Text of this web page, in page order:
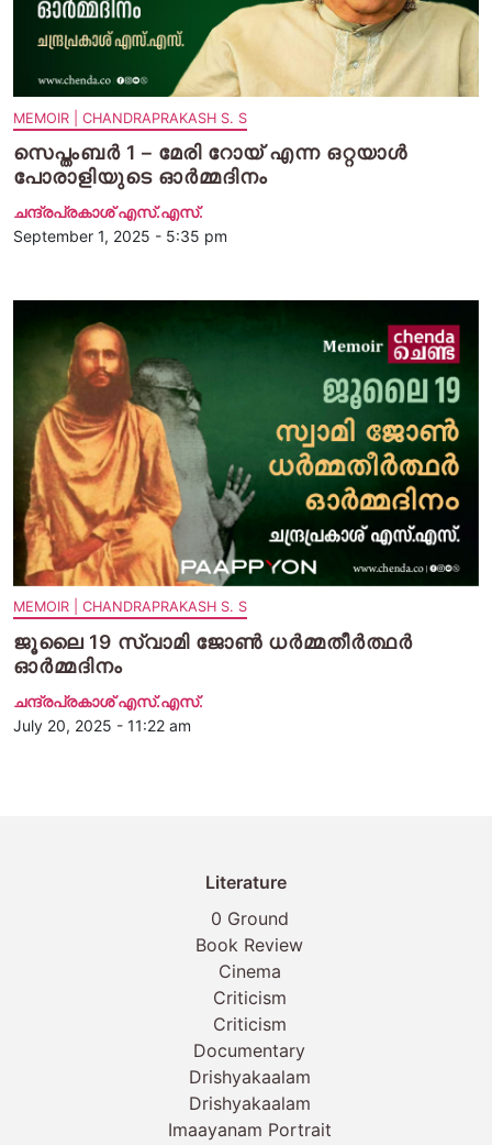
MEMOIR | CHANDRAPRAKASH S. S
സെപ്തംബര്‍ 1 – മേരി റോയ് എന്ന ഒറ്റയാള്‍
പോരാളിയുടെ ഓര്‍മ്മദിനം
ചന്ദ്രപ്രകാശ് എസ്.എസ്.
September 1, 2025 - 5:35 pm
MEMOIR | CHANDRAPRAKASH S. S
ജൂലൈ 19 സ്വാമി ജോണ്‍ ധര്‍മ്മതീര്‍ത്ഥര്‍
ഓര്‍മ്മദിനം
ചന്ദ്രപ്രകാശ് എസ്.എസ്.
July 20, 2025 - 11:22 am
Literature
0 Ground
Book Review
Cinema
Criticism
Criticism
Documentary
Drishyakaalam
Drishyakaalam
Imaayanam Portrait